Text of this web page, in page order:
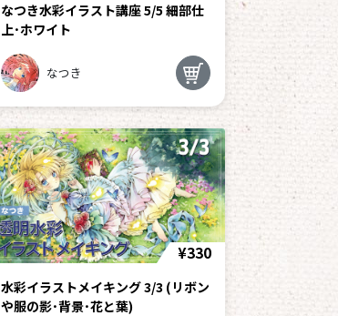
なつき水彩イラスト講座 5/5 細部仕
上･ホワイト
なつき
¥330
水彩イラストメイキング 3/3 (リボン
や服の影･背景･花と葉)